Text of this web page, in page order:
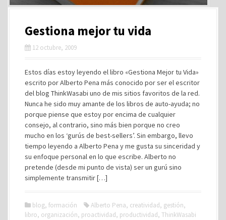
Gestiona mejor tu vida
12 octubre, 2009
Estos días estoy leyendo el libro «Gestiona Mejor tu Vida»
escrito por Alberto Pena más conocido por ser el escritor
del blog ThinkWasabi uno de mis sitios favoritos de la red.
Nunca he sido muy amante de los libros de auto-ayuda; no
porque piense que estoy por encima de cualquier
consejo, al contrario, sino más bien porque no creo
mucho en los ‘gurús de best-sellers’. Sin embargo, llevo
tiempo leyendo a Alberto Pena y me gusta su sinceridad y
su enfoque personal en lo que escribe. Alberto no
pretende (desde mi punto de vista) ser un gurú sino
simplemente transmitir […]
blog, formación Alberto Pena, creatividad, gestión,
libro, organización, proactividad, productividad, ThinkWasabi